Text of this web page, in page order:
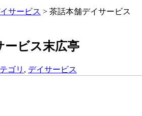
サービス > 茶話本舗デイサービス
ービス末広亭
ゴリ , デイサービス